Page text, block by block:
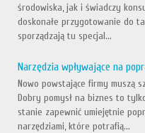
środowiska, jak i świadczy
doskonałe przygotowanie do
sporządzają tu specjal...
Narzędzia wpływające na
Nowo powstające firmy muszą
Dobry pomysł na biznes to
stanie zapewnić umiejętnie
narzędziami, które potrafią...